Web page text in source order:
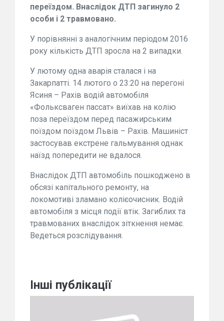
переїздом. Внаслідок ДТП загинуло 2
особи і 2 травмовано.
У порівнянні з аналогічним періодом 2016
року кількість ДТП зросла на 2 випадки.
У лютому одна аварія сталася і на
Закарпатті. 14 лютого о 23:20 на перегоні
Ясиня – Рахів водій автомобіля
«Фольксваген пассат» виїхав на колію
поза переїздом перед пасажирським
поїздом поїздом Львів – Рахів. Машиніст
застосував екстрене гальмування однак
наїзд попередити не вдалося.
Внаслідок ДТП автомобіль пошкоджено в
обсязі капітального ремонту, на
локомотиві зламано колієочисник. Водій
автомобіля з місця події втік. Загиблих та
травмованих внаслідок зіткнення немає.
Ведеться розслідування.
Інші публікації